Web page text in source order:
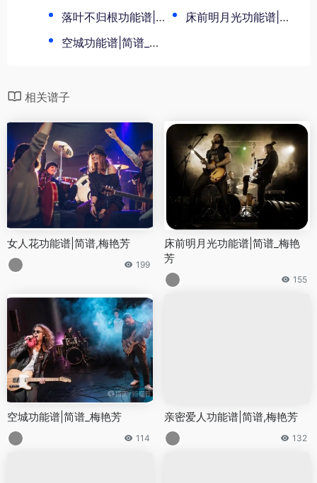
落叶不归根功能谱|简谱_梅艳芳
床前明月光功能谱|简谱_梅艳芳
空城功能谱|简谱_梅艳芳
相关谱子
女人花功能谱|简谱,梅艳芳
199
床前明月光功能谱|简谱_梅艳
芳
155
空城功能谱|简谱_梅艳芳
114
亲密爱人功能谱|简谱,梅艳芳
132